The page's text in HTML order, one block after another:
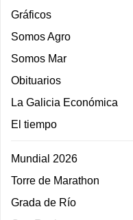
Gráficos
Somos Agro
Somos Mar
Obituarios
La Galicia Económica
El tiempo
Mundial 2026
Torre de Marathon
Grada de Río